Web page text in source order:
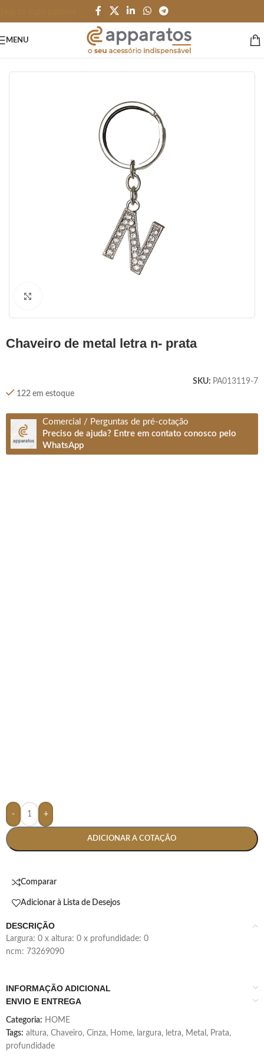
MENU
chaveiro de metal letra n- prata
SKU: PA013119-7
122 em estoque
Comercial / Perguntas de pré-cotação
Preciso de ajuda? Entre em contato conosco pelo
WhatsApp
- +
ADICIONAR A COTAÇÃO
Comparar
Adicionar à Lista de Desejos
DESCRIÇÃO
largura: 0 x altura: 0 x profundidade: 0
ncm: 73269090
INFORMAÇÃO ADICIONAL
ENVIO E ENTREGA
Categoria: HOME
Tags: altura, Chaveiro, Cinza, Home, largura, letra, Metal , Prata,
profundidade